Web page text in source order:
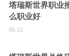
塔瑞斯世界职业
么职业好
06-12